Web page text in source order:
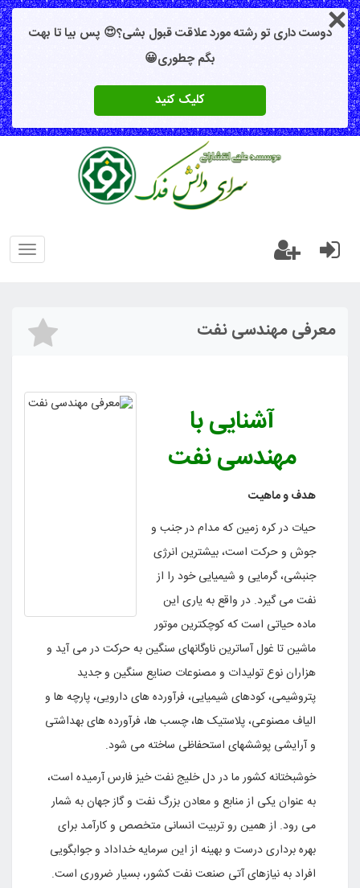
دوست داری تو رشته مورد علاقت قبول بشی؟😍 پس بیا تا بهت
بگم چطوری😀
کلیک کنید
معرفی مهندسی نفت
آشنایی با
مهندسی نفت
هدف و ماهیت
حیات در کره زمین که مدام در جنب و
جوش و حرکت است، بیشترین انرژی
جنبشی، گرمایی و شیمیایی خود را از
نفت می گیرد. در واقع به یاری این
ماده حیاتی است که کوچکترین موتور
ماشین تا غول آساترین ناوگانهای سنگین به حرکت در می آید و
هزاران نوع تولیدات و مصنوعات صنایع سنگین و جدید
پتروشیمی، کودهای شیمیایی، فرآورده های دارویی، پارچه ها و
الیاف مصنوعی، پلاستیک ها، چسب ها، فرآورده های بهداشتی
و آرایشی پوششهای استحفاظی ساخته می شود.
خوشبختانه کشور ما در دل خلیج نفت خیز فارس آرمیده است،
به عنوان یکی از منابع و معادن بزرگ نفت و گاز جهان به شمار
می رود. از همین رو تربیت انسانی متخصص و کارآمد برای
بهره برداری درست و بهینه از این سرمایه خداداد و جوابگویی
افراد به نیازهای آتی صنعت نفت کشور، بسیار ضروری است.